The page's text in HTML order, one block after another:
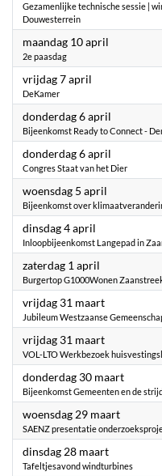
Gezamenlijke technische sessie |
Douwesterrein
maandag 10 april
2e paasdag
vrijdag 7 april
DeKamer
donderdag 6 april
Bijeenkomst Ready to Connect -
donderdag 6 april
Congres Staat van het Dier
woensdag 5 april
Bijeenkomst over
dinsdag 4 april
Inloopbijeenkomst Langepad in
zaterdag 1 april
Burgertop G1000Wonen
vrijdag 31 maart2023
Jubileum Westzaanse
vrijdag 31 maart2023
VOL-LTO Werkbezoek
donderdag 30 maart2023
Bijeenkomst Gemeenten en de
woensdag 29 maart2023
SAENZ presentatie
dinsdag 28 maart2023
Tafeltjesavond windturbines